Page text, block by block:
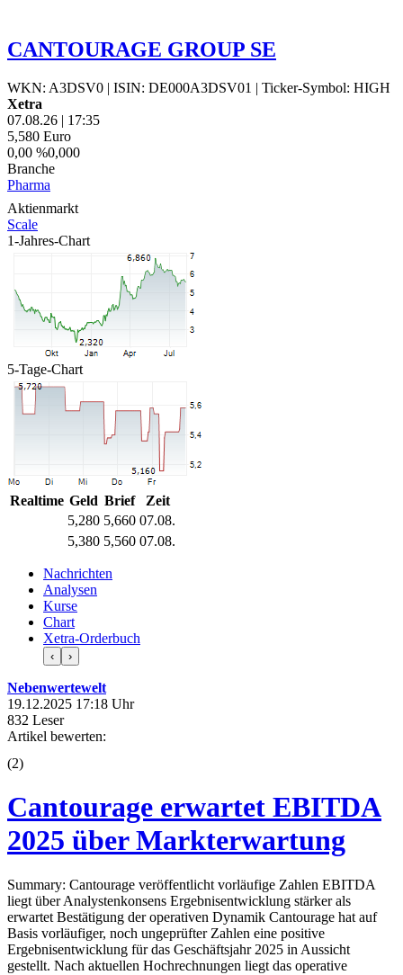
CANTOURAGE GROUP SE
WKN: A3DSV0 | ISIN: DE000A3DSV01 | Ticker-Symbol: HIGH
Xetra
07.08.26 | 17:35
5,580 Euro
0,00 %0,000
Branche
Pharma
Aktienmarkt
Scale
1-Jahres-Chart
5-Tage-Chart
Realtime Geld Brief
Zeit
5,280 5,660 07.08.
5,380 5,560 07.08.
Nachrichten
Analysen
Kurse
Chart
Xetra-Orderbuch
‹ ›
Nebenwertewelt
19.12.2025 17:18 Uhr
832 Leser
Artikel bewerten:
(2)
Cantourage erwartet EBITDA
2025 über Markterwartung
Summary: Cantourage veröffentlicht vorläufige Zahlen EBITDA
liegt über Analystenkonsens Ergebnisentwicklung stärker als
erwartet Bestätigung der operativen Dynamik Cantourage hat auf
Basis vorläufiger, noch ungeprüfter Zahlen eine positive
Ergebnisentwicklung für das Geschäftsjahr 2025 in Aussicht
gestellt. Nach aktuellen Hochrechnungen liegt das operative